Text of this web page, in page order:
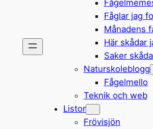
Fåglar jag
Månadens
Här skådar
Saker
Naturskoleblogg
Fågelmello
Teknik och web
Listor
Frövisjön